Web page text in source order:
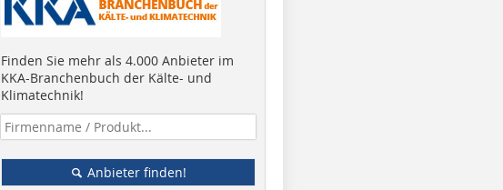
Finden Sie mehr als 4.000 Anbieter im
KKA-Branchenbuch der Kälte- und
Klimatechnik!
Anbieter finden!